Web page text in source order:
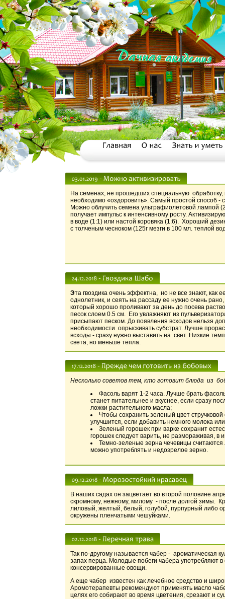
На семенах, не прошедших специальную обработку,
необходимо «оздоровить». Самый простой способ -
Можно облучить семена ультрафиолетовой лампой
получает импульс к интенсивному росту.
в воде (1:1) или настой коровяка (1:6). Хороший
с толченым чесноком (125г мезги в 100 мл. теплой
Эта гвоздика очень эффектна, но не все знают, как
однолетник, и сеять на рассаду ее нужно очень
который хорошо проливают за день до посева
песок слоем 0.5 см. Его увлажняют из
присыпают песком. До появления всходов нельзя
необходимости опрыскивать субстрат. Лучше
всходы - сразу нужно выставить на свет. Низкие
света, но меньше тепла.
Несколько советов тем, кто готовит блюда из
Фасоль варят 1-2 часа. Лучше брать
станет питательнее и вкуснее, если сразу
ложки растительного масла;
Чтобы сохранить зеленый цвет
улучшится, если добавить немного молока
Зеленый горошек при варке сохранит
горошек следует варить, не размораживая, в
Темно-зеленые зерна чечевицы
можно употреблять и недозрелое зерно.
В наших садах он зацветает во второй половине
скромному, нежному, милому - после долгой зимы.
лиловый, желтый, белый, голубой, пурпурный либо
окружены пленчатыми чешуйками.
Так по-другому называется чабер - ароматическая
запах перца. Молодые побеги чабера
консервированные овощи.
А еще чабер известен как лечебное средство и
Аромотерапевты рекомендуют применять масло
целях его собирают во время цветения, срезают и